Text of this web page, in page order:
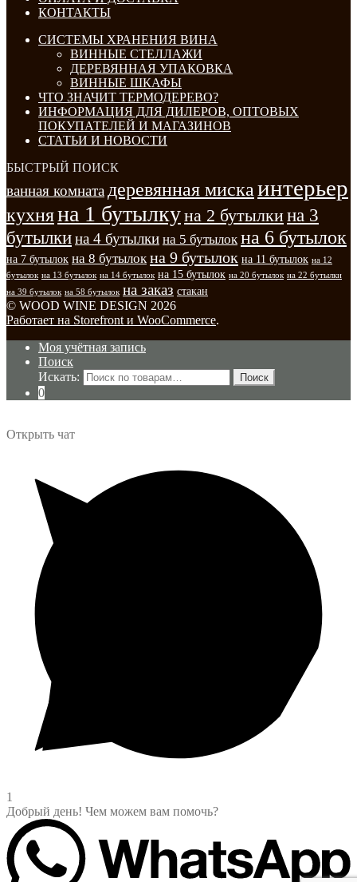
КОНТАКТЫ
СИСТЕМЫ ХРАНЕНИЯ ВИНА
ВИННЫЕ СТЕЛЛАЖИ
ДЕРЕВЯННАЯ УПАКОВКА
ВИННЫЕ ШКАФЫ
ЧТО ЗНАЧИТ ТЕРМОДЕРЕВО?
ИНФОРМАЦИЯ ДЛЯ ДИЛЕРОВ, ОПТОВЫХ
ПОКУПАТЕЛЕЙ И МАГАЗИНОВ
СТАТЬИ И НОВОСТИ
БЫСТРЫЙ ПОИСК
ванная комната деревянная миска интерьер
кухняна 1 бутылкуна 2 бутылкина 3
бутылкина 4 бутылки на 5 бутылок на 6 бутылок
на 7 бутылок на 8 бутылок на 9 бутылок на 11 бутылок на 12
бутылок на 13 бутылок на 14 бутылок на 15 бутылок на 20 бутылок на 22 бутылки
на 39 бутылок на 58 бутылок на заказ стакан
© WOOD WINE DESIGN 2026
Работает на Storefront и WooCommerce.
Моя учётная запись
Поиск
Искать:
Поиск
0
Открыть чат
1
Добрый день! Чем можем вам помочь?